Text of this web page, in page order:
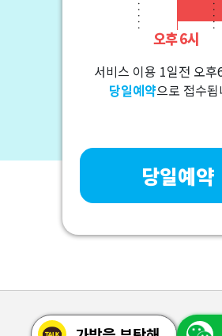
서비스 이용 1일전 오후
당일예약으로 접수
당일예약